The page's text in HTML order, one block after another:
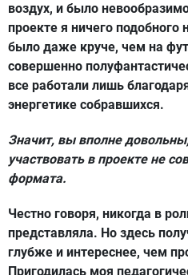
воздух, и было
проекте я ничего подобного
было даже круче, чем на
совершенно
все работали лишь
энергетике собравшихся.
Значит, вы вполне
участвовать в проекте не
формата.
Честно говоря, никогда в
представляла. Но здесь
глубже и интереснее, чем
Пригодилась моя